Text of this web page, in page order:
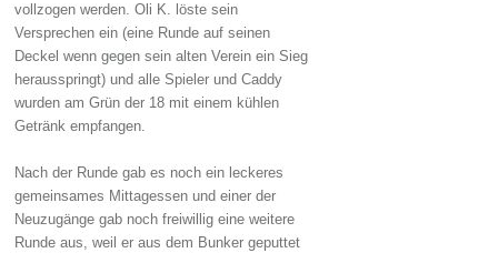
vollzogen werden. Oli K. löste sein
Versprechen ein (eine Runde auf seinen
Deckel wenn gegen sein alten Verein ein Sieg
herausspringt) und alle Spieler und Caddy
wurden am Grün der 18 mit einem kühlen
Getränk empfangen.
Nach der Runde gab es noch ein leckeres
gemeinsames Mittagessen und einer der
Neuzugänge gab noch freiwillig eine weitere
Runde aus, weil er aus dem Bunker geputtet